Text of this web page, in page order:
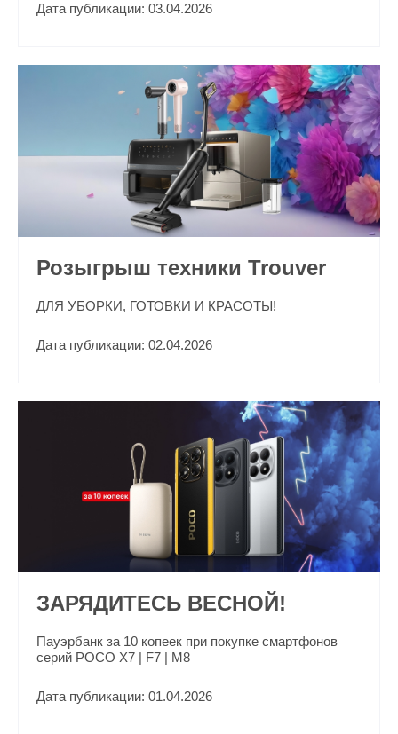
Дата публикации: 03.04.2026
Розыгрыш техники Trouver
ДЛЯ УБОРКИ, ГОТОВКИ И КРАСОТЫ!
Дата публикации: 02.04.2026
ЗАРЯДИТЕСЬ ВЕСНОЙ!
Пауэрбанк за 10 копеек при покупке смартфонов
серий POCO X7 | F7 | M8
Дата публикации: 01.04.2026